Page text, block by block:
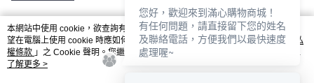
熱門標籤
本網站中使用 cookie，欲查詢有關本網站使用 cookie 方式之詳情，及若您不希
望在電腦上使用 cookie 時應如何變更電腦的 cookie 設定，請參閱本網站「
隱私
權條款 」之 Cookie 聲明。您繼續使用本網站即表示您同意本公司得按本網站使
用條款之 Cookie 聲明使用 cookie。
了解更多 >
您好，歡迎來到滿心購物商城！
有任何問題，請直接留下您的姓名
及聯絡電話，方便我們以最快速度
處理喔~